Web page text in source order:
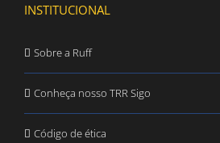
INSTITUCIONAL
Sobre a Ruff
Conheça nosso TRR Sigo
Código de ética